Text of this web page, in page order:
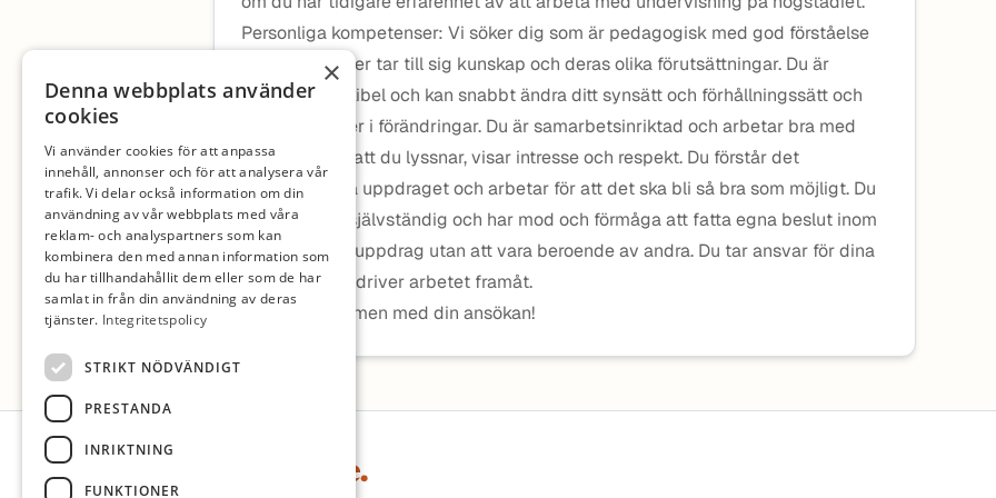
Personliga kompetenser: Vi söker dig som är pedagogisk med god förståelse
för hur individer tar till sig kunskap och deras olika förutsättningar. Du är
dessutom flexibel och kan snabbt ändra ditt synsätt och förhållningssätt och
ser möjligheter i förändringar. Du är samarbetsinriktad och arbetar bra med
andra genom att du lyssnar, visar intresse och respekt. Du förstår det
gemensamma uppdraget och arbetar för att det ska bli så bra som möjligt. Du
är dessutom självständig och har mod och förmåga att fatta egna beslut inom
ramen för ditt uppdrag utan att vara beroende av andra. Du tar ansvar för dina
uppgifter och driver arbetet framåt.
Varmt välkommen med din ansökan!
Sidfot
×
Denna webbplats använder
cookies
Vi använder cookies för att anpassa
innehåll, annonser och för att analysera vår
trafik. Vi delar också information om din
användning av vår webbplats med våra
reklam- och analyspartners som kan
kombinera den med annan information som
du har tillhandahållit dem eller som de har
samlat in från din användning av deras
tjänster. Integritetspolicy
STRIKT NÖDVÄNDIGT
PRESTANDA
INRIKTNING
FUNKTIONER